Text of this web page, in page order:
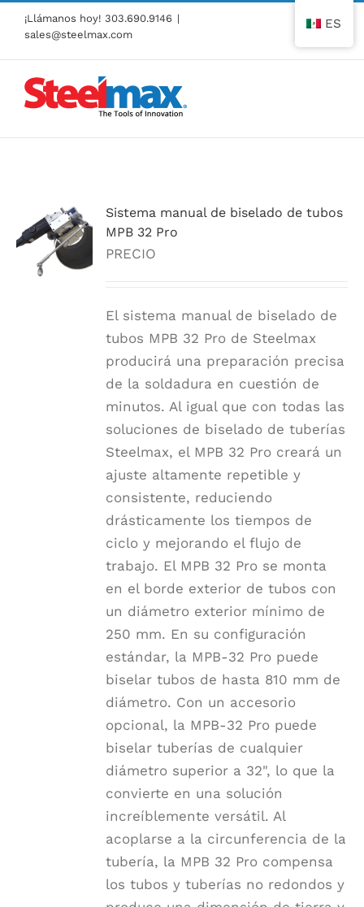
contenido
¡Llámanos hoy! 303.690.9146 |
sales@steelmax.com
Sistema manual de biselado de tubos
MPB 32 Pro
PRECIO
El sistema manual de biselado de
tubos MPB 32 Pro de Steelmax
producirá una preparación precisa
de la soldadura en cuestión de
minutos. Al igual que con todas las
soluciones de biselado de tuberías
Steelmax, el MPB 32 Pro creará un
ajuste altamente repetible y
consistente, reduciendo
drásticamente los tiempos de
ciclo y mejorando el flujo de
trabajo. El MPB 32 Pro se monta
en el borde exterior de tubos con
un diámetro exterior mínimo de
250 mm. En su configuración
estándar, la MPB-32 Pro puede
biselar tubos de hasta 810 mm de
diámetro. Con un accesorio
opcional, la MPB-32 Pro puede
biselar tuberías de cualquier
diámetro superior a 32", lo que la
convierte en una solución
increíblemente versátil. Al
acoplarse a la circunferencia de la
tubería, la MPB 32 Pro compensa
los tubos y tuberías no redondos y
ES